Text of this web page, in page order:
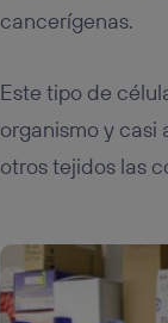
cancerígenas.
Este tipo de
organismo y casi
otros tejidos las